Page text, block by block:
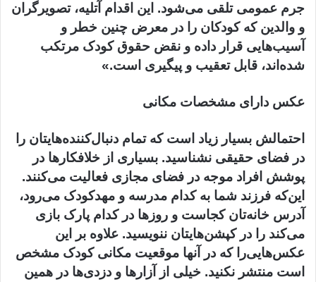
جرم عمومی تلقی می‌شود. این اقدام آتلیه، تصویرگران
و والدین که کودکان را در معرض چنین خطر و
آسیب‌هایی قرار داده و نقض حقوق کودک مرتکب
شده‌اند، قابل تعقیب و پیگیری است.»
عکس‌ دارای مشخصات مکانی
احتمالش بسیار زیاد است که تمام دنبال‌کننده‌هایتان را
در فضای حقیقی نشناسید. بسیاری از خلافکارها در
پوشش افراد موجه در فضای مجازی فعالیت می‌کنند.
این‌که فرزند شما به کدام مدرسه و مهدکودک می‌رود،
آدرس خانه‌تان کجاست و روزها در کدام پارک بازی
می‌کند را در کپشن‌هایتان ننویسید. علاوه بر این
عکس‌هایی‌را که در آنها موقعیت مکانی کودک مشخص
است منتشر نکنید. خیلی از آزارها و دزدی‌ها در همین